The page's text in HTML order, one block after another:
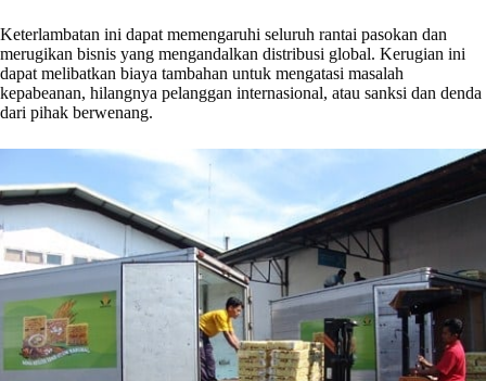
Keterlambatan ini dapat memengaruhi seluruh rantai pasokan dan
merugikan bisnis yang mengandalkan distribusi global. Kerugian ini
dapat melibatkan biaya tambahan untuk mengatasi masalah
kepabeanan, hilangnya pelanggan internasional, atau sanksi dan denda
dari pihak berwenang.